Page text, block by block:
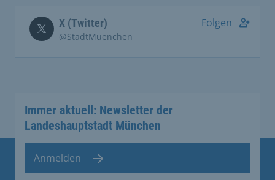
X (Twitter)
@StadtMuenchen
Folgen
Immer aktuell: Newsletter der
Landeshauptstadt München
Anmelden